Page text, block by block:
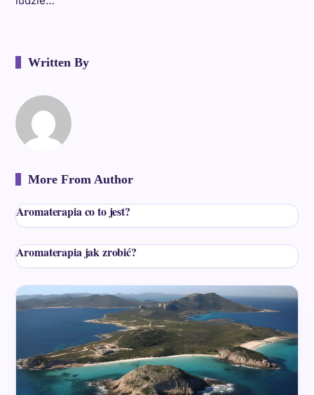
Written By
More From Author
Aromaterapia co to jest?
Aromaterapia jak zrobić?